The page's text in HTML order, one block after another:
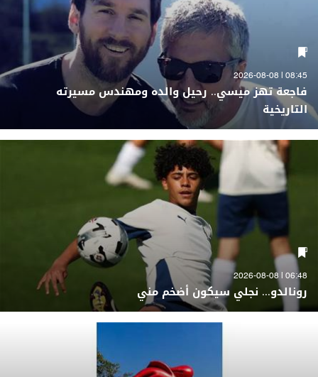
08:45 | 2026-08-08
فاجعة تهز ميسي.. رحيل والده ومهندس مسيرته
التاريخية
06:48 | 2026-08-08
رونالدو... نجلي سيكون أضخم مني